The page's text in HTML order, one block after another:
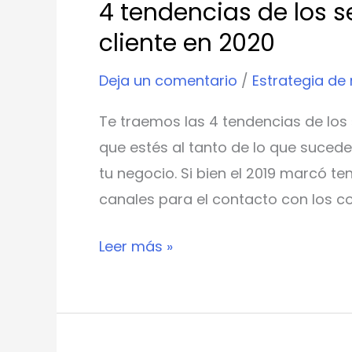
4 tendencias de los
cliente en 2020
Deja un comentario / Estrategia de
Te traemos las 4 tendencias de
que estés al tanto de lo que
tu negocio. Si bien el 2019 marcó
canales para el contacto con los
Leer más »